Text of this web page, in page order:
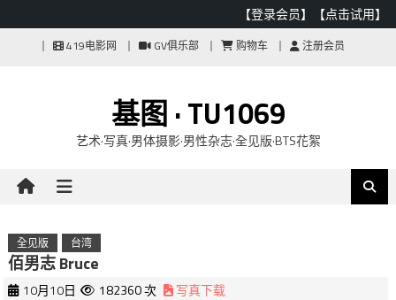
【登录会员】 【点击试用】
419电影网 GV俱乐部 购物车 注册会员
基图 · TU1069
艺术·写真·男体摄影·男性杂志·全见版·BTS花絮
全见版 台湾
佰男志 Bruce
10月10日 182360 次
写真下载